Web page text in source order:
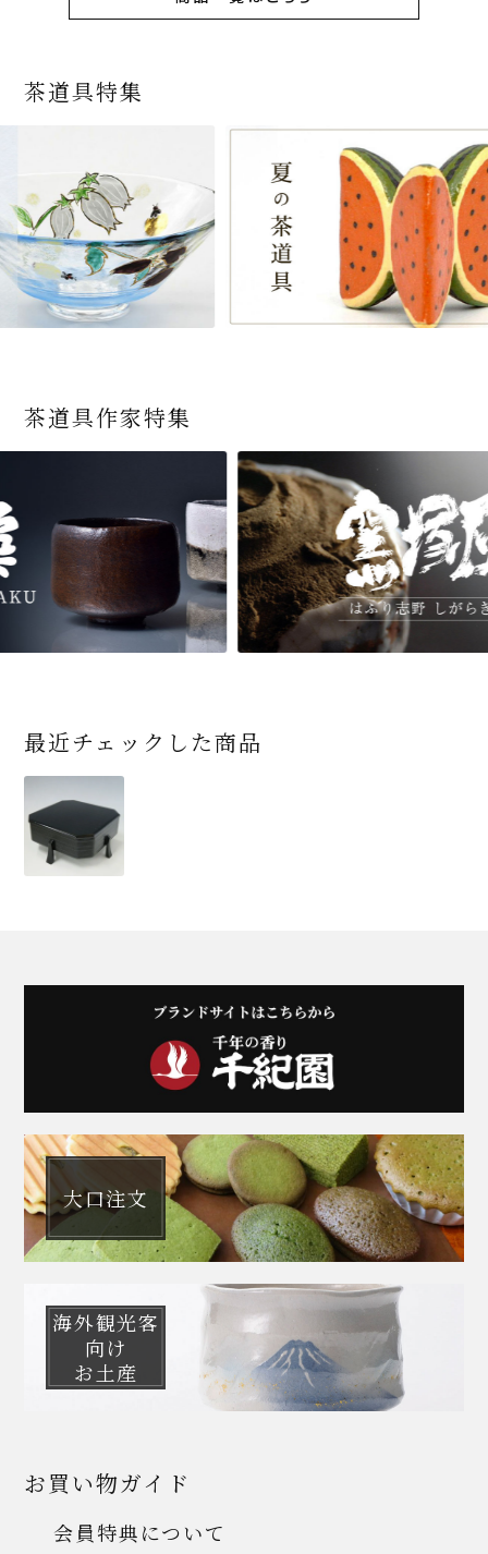
茶道具特集
茶道具作家特集
最近チェックした商品
大口注文
海外観光客
向け
お土産
お買い物ガイド
会員特典について